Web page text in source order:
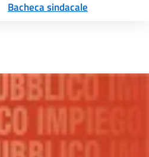
Bacheca sindacale